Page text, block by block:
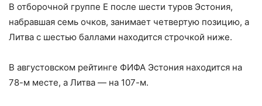
В отборочной группе Е после шести туров Эстония,
набравшая семь очков, занимает четвертую позицию, а
Литва с шестью баллами находится строчкой ниже.
В августовском рейтинге ФИФА Эстония находится на
78-м месте, а Литва — на 107-м.